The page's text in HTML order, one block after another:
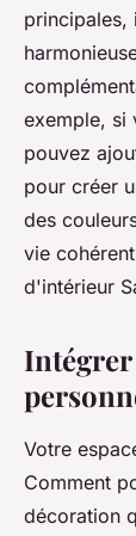
principales,
exemple, si
pouvez
pour créer
des
vie
d'intérieur
Intégrer
Votre
Comment
décoration